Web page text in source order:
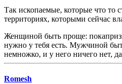
Так ископаемые, которые что то
территориях, которыми сейчас
Женщиной быть проще:
нужно у тебя есть. Мужчиной
немножко, и у него ничего нет,
Romesh